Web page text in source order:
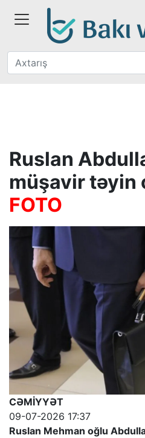
Ruslan
müşavir təyin
FOTO
CƏMİYYƏT
09-07-2026 17:37
Ruslan Mehman oğlu